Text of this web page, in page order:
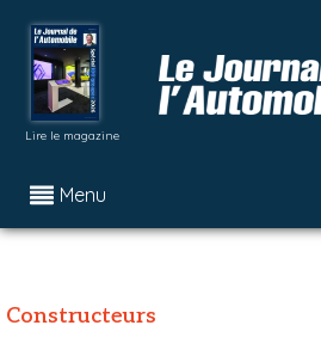
Lire le magazine
Menu
Constructeurs